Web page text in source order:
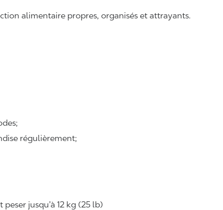
alimentaire propres, organisés et attrayants.
régulièrement;
jusqu’à 12 kg (25 lb)